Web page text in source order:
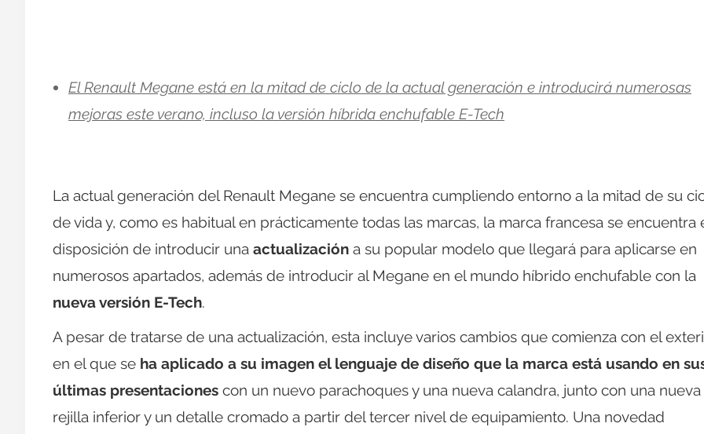
El Renault Megane está en la mitad de ciclo de la actual generación e introducirá numerosas
mejoras este verano, incluso la versión híbrida enchufable E-Tech
La actual generación del Renault Megane se encuentra cumpliendo entorno a la mitad de su
de vida y, como es habitual en prácticamente todas las marcas, la marca francesa se encuentra
disposición de introducir una actualización a su popular modelo que llegará para aplicarse en
numerosos apartados, además de introducir al Megane en el mundo híbrido enchufable con la
nueva versión E-Tech.
A pesar de tratarse de una actualización, esta incluye varios cambios que comienza con el
en el que se ha aplicado a su imagen el lenguaje de diseño que la marca está usando en
últimas presentaciones con un nuevo parachoques y una nueva calandra, junto con una nueva
rejilla inferior y un detalle cromado a partir del tercer nivel de equipamiento. Una novedad